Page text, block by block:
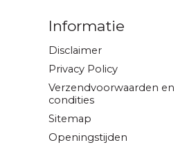
Informatie
Disclaimer
Privacy Policy
Verzendvoorwaarden en
condities
Sitemap
Openingstijden